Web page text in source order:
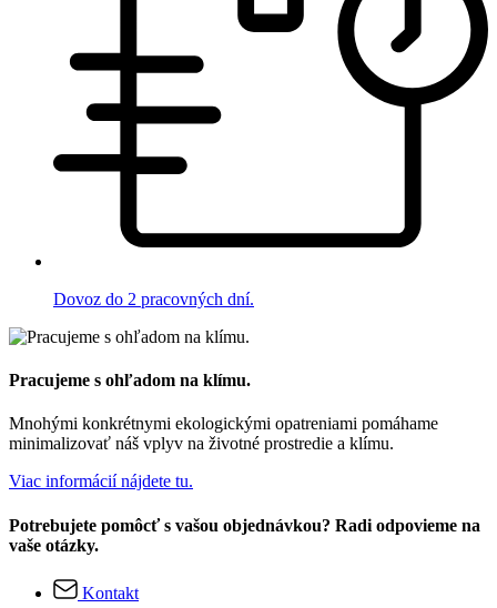
Dovoz do 2 pracovných dní.
Pracujeme s ohľadom na klímu.
Mnohými konkrétnymi ekologickými opatreniami pomáhame
minimalizovať náš vplyv na životné prostredie a klímu.
Viac informácií nájdete tu.
Potrebujete pomôcť s vašou objednávkou? Radi odpovieme na
vaše otázky.
Kontakt